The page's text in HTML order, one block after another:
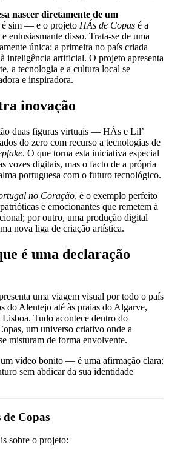
nascer diretamente de um
é sim — e o projeto HÁs de Copas é a
entusiasmante disso. Trata-se de uma
única: a primeira no país criada
inteligência artificial. O projeto apresenta
a tecnologia e a cultura local se
e inspiradora.
inovação
duas figuras virtuais — HÁs e Lil’
do zero com recurso a tecnologias de
. O que torna esta iniciativa especial
vozes digitais, mas o facto de a própria
portuguesa com o futuro tecnológico.
no Coração, é o exemplo perfeito
e emocionantes que remetem à
por outro, uma produção digital
nova liga de criação artística.
é uma declaração
uma viagem visual por todo o país
do Alentejo até às praias do Algarve,
Lisboa. Tudo acontece dentro do
um universo criativo onde a
misturam de forma envolvente.
um vídeo bonito — é uma afirmação clara:
sem abdicar da sua identidade
de Copas
sobre o projeto: